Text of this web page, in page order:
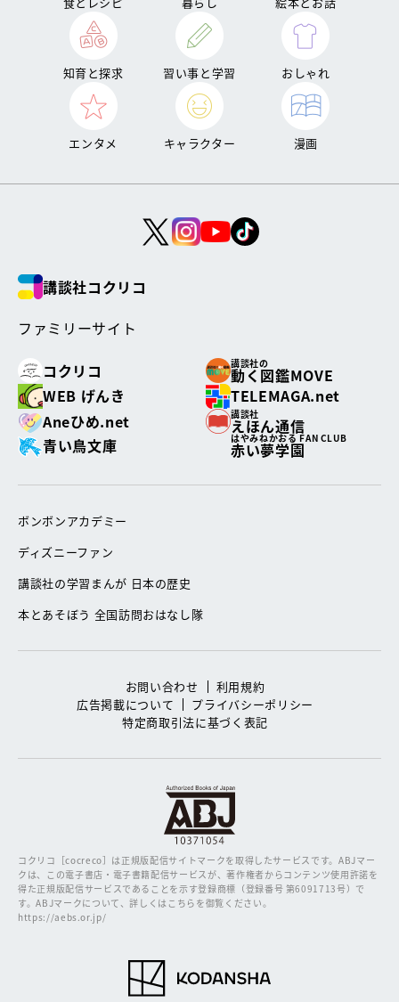
知育と探求 習い事と学習 おしゃれ
エンタメ キャラクター 漫画
講談社コクリコ
ファミリーサイト
コクリコ
講談社の
動く図鑑MOVE
WEB げんき
TELEMAGA.net
Aneひめ.net
講談社
えほん通信
青い鳥文庫
はやみねかおる FAN CLUB
赤い夢学園
ボンボンアカデミー
ディズニーファン
講談社の学習まんが 日本の歴史
本とあそぼう 全国訪問おはなし隊
お問い合わせ
利用規約
広告掲載について
プライバシーポリシー
特定商取引法に基づく表記
コクリコ［cocreco］は正規版配信サイトマークを取得したサービスです。ABJマー
クは、この電子書店・電子書籍配信サービスが、著作権者からコンテンツ使用許諾を
得た正規版配信サービスであることを示す登録商標（登録番号 第6091713号）で
す。ABJマークについて、詳しくはこちらを御覧ください。
https://aebs.or.jp/